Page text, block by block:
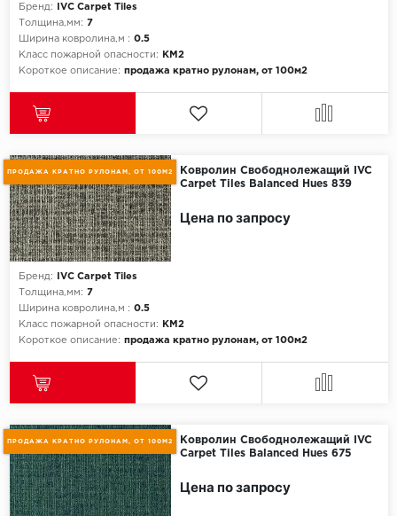
SPC Stronghold
Tarkett
Tulesna
Wonderful Vinyl
Бренд:
IVC Carpet Tiles
Толщина,мм: 7
Ширина ковролина,м : 0.5
Класс пожарной опасности:
КМ2
Короткое описание: продажа кратно рулонам, от 100м2
ПРОДАЖА КРАТНО РУЛОНАМ, ОТ 100М2
Ковролин Свободнолежащий IVC
Carpet Tiles Balanced Hues 839
Бренд:
IVC Carpet Tiles
Толщина,мм: 7
Ширина ковролина,м : 0.5
Класс пожарной опасности:
КМ2
Короткое описание: продажа кратно рулонам, от 100м2
Цена по запросу
ПРОДАЖА КРАТНО РУЛОНАМ, ОТ 100М2
Ковролин Свободнолежащий IVC
Carpet Tiles Balanced Hues 675
Цена по запросу